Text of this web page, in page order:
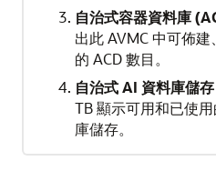
自治式容器資料庫
出此 AVMC 中可佈
的 ACD 數目。
自治式 AI 資料庫儲
TB 顯示可用和已使
庫儲存。